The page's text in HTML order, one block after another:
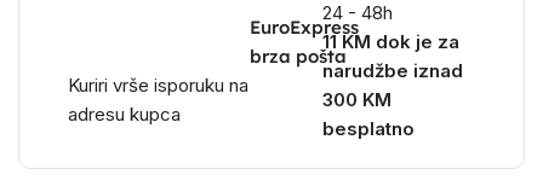
EuroExpress
brza pošta
Kuriri vrše isporuku na
adresu kupca
24 - 48h
11 KM dok je za
narudžbe iznad
300 KM
besplatno